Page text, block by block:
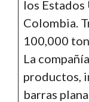
los Estados
Colombia.
100,000
La
productos,
barras